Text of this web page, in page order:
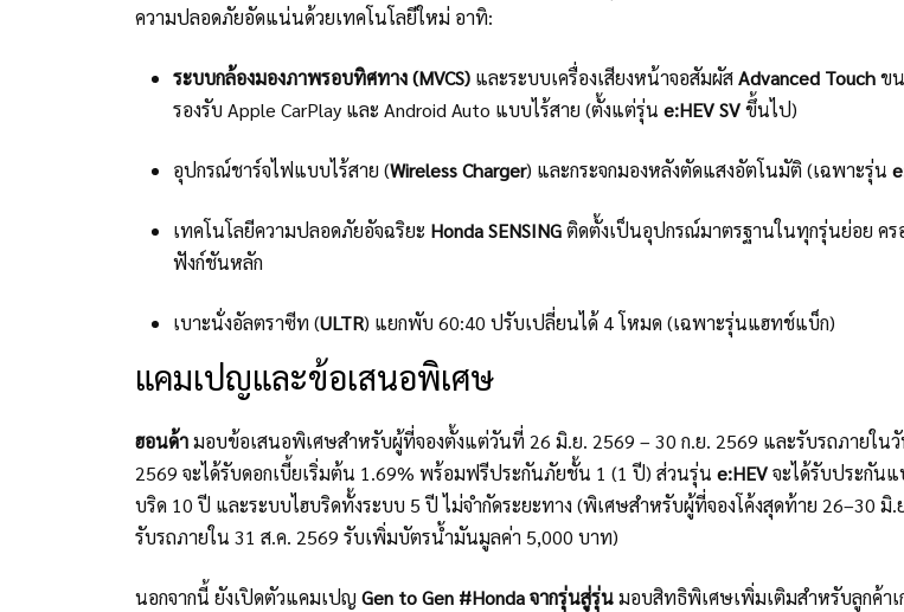
ความปลอดภัยอัดแน่นด้วยเทคโนโลยีใหม่ อาทิ:
ระบบกล้องมองภาพรอบทิศทาง (MVCS) และระบบเครื่องเสียงหน้าจอสัมผัสAdvanced Touchข
รองรับ Apple CarPlay และ Android Auto แบบไร้สาย (ตั้งแต่รุ่น e:HEV SVขึ้นไป)
อุปกรณ์ชาร์จไฟแบบไร้สาย (Wireless Charger) และกระจกมองหลังตัดแสงอัตโนมัติ (เฉพาะรุ่น
เทคโนโลยีความปลอดภัยอัจฉริยะ Honda SENSINGติดตั้งเป็นอุปกรณ์มาตรฐานในทุกรุ่นย่อย คร
ฟังก์ชันหลัก
เบาะนั่งอัลตราซีท (ULTR) แยกพับ 60:40 ปรับเปลี่ยนได้ 4 โหมด (เฉพาะรุ่นแฮทช์แบ็ก)
แคมเปญและข้อเสนอพิเศษ
ฮอนด้ามอบข้อเสนอพิเศษสำหรับผู้ที่จองตั้งแต่วันที่ 26 มิ.ย. 2569 – 30 ก.ย. 2569 และรับรถภายใน
2569 จะได้รับดอกเบี้ยเริ่มต้น 1.69% พร้อมฟรีประกันภัยชั้น 1 (1 ปี) ส่วนรุ่น e:HEVจะได้รับประกันแ
บริด 10 ปี และระบบไฮบริดทั้งระบบ 5 ปี ไม่จำกัดระยะทาง (พิเศษสำหรับผู้ที่จองโค้งสุดท้าย 26–30 มิ.
รับรถภายใน 31 ส.ค. 2569 รับเพิ่มบัตรน้ำมันมูลค่า 5,000 บาท)
นอกจากนี้ ยังเปิดตัวแคมเปญ Gen to Gen #Honda จากรุ่นสู่รุ่นมอบสิทธิพิเศษเพิ่มเติมสำหรับลูกค้าเ